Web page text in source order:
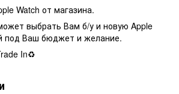
Watch от магазина.
выбрать Вам б/у и новую Apple
под Ваш бюджет и желание.
In♻️